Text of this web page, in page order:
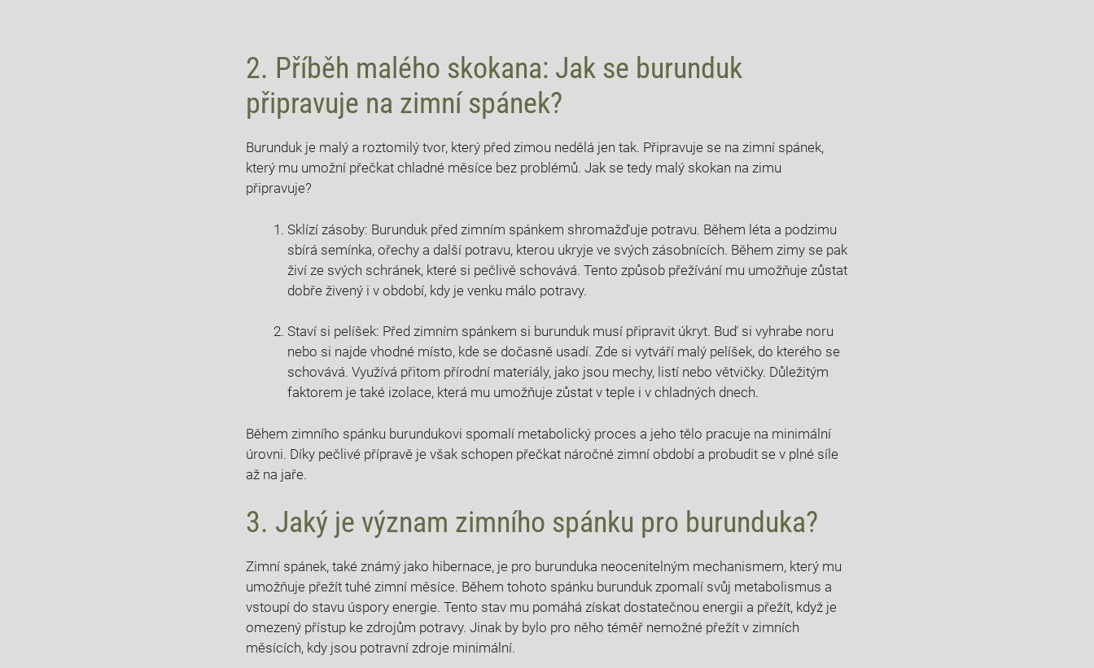
2. Příběh malého skokana: Jak se burunduk
připravuje na zimní spánek?
Burunduk je malý a roztomilý tvor, který před zimou nedělá jen tak. Připravuje se na zimní spánek,
který mu umožní přečkat chladné měsíce bez problémů. Jak se tedy malý skokan na zimu
připravuje?
Sklízí zásoby: Burunduk před zimním spánkem shromažďuje potravu. Během léta a podzimu
sbírá semínka, ořechy a další potravu, kterou ukryje ve svých zásobnících. Během zimy se pak
živí ze svých schránek, které si pečlivě schovává. Tento způsob přežívání mu umožňuje zůstat
dobře živený i v období, kdy je venku málo potravy.
Staví si pelíšek: Před zimním spánkem si burunduk musí připravit úkryt. Buď si vyhrabe noru
nebo si najde vhodné místo, kde se dočasně usadí. Zde si vytváří malý pelíšek, do kterého se
schovává. Využívá přitom přírodní materiály, jako jsou mechy, listí nebo větvičky. Důležitým
faktorem je také izolace, která mu umožňuje zůstat v teple i v chladných dnech.
Během zimního spánku burundukovi spomalí metabolický proces a jeho tělo pracuje na minimální
úrovni. Díky pečlivé přípravě je však schopen přečkat náročné zimní období a probudit se v plné síle
až na jaře.
3. Jaký je význam zimního spánku pro burunduka?
Zimní spánek, také známý jako hibernace, je pro burunduka neocenitelným mechanismem, který mu
umožňuje přežít tuhé zimní měsíce. Během tohoto spánku burunduk zpomalí svůj metabolismus a
vstoupí do stavu úspory energie. Tento stav mu pomáhá získat dostatečnou energii a přežít, když je
omezený přístup ke zdrojům potravy. Jinak by bylo pro něho téměř nemožné přežít v zimních
měsících, kdy jsou potravní zdroje minimální.